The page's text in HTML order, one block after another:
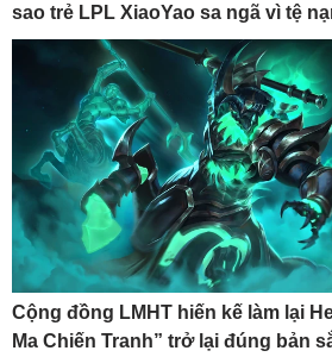
sao trẻ LPL XiaoYao sa ngã vì tệ
Cộng đồng LMHT hiến kế làm lại
Ma Chiến Tranh” trở lại đúng bản